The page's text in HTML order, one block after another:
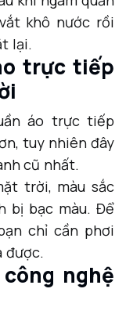
khô nước rồi
lại.
trực tiếp
áo trực tiếp
tuy nhiên đây
cũ nhất.
trời, màu sắc
bị bạc màu. Để
chỉ cần phơi
được.
nghệ